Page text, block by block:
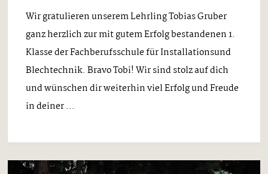
Wir gratulieren unserem Lehrling Tobias Gruber
ganz herzlich zur mit gutem Erfolg bestandenen 1.
Klasse der Fachberufsschule für Installationsund
Blechtechnik. Bravo Tobi! Wir sind stolz auf dich
und wünschen dir weiterhin viel Erfolg und Freude
in deiner ...